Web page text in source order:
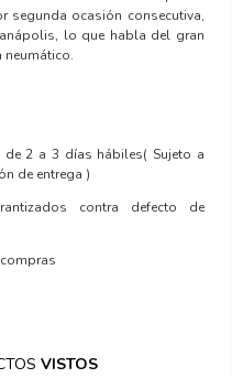
segunda ocasión consecutiva,
lo que habla del gran
neumático.
de 2 a 3 días hábiles( Sujeto a
de entrega )
contra defecto de
VISTOS